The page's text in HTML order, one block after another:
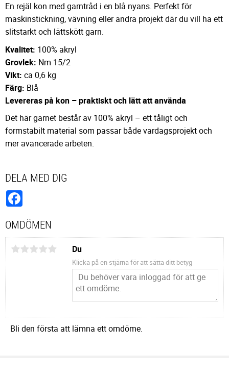
En rejäl kon med garntråd i en blå nyans. Perfekt för
maskinstickning, vävning eller andra projekt där du vill ha ett
slitstarkt och lättskött garn.
Kvalitet: 100% akryl
Grovlek: Nm 15/2
Vikt: ca 0,6 kg
Färg: Blå
Levereras på kon – praktiskt och lätt att använda
Det här garnet består av 100% akryl – ett tåligt och
formstabilt material som passar både vardagsprojekt och
mer avancerade arbeten.
DELA MED DIG
OMDÖMEN
Du
Klicka på en stjärna för att sätta ditt betyg
Bli den första att lämna ett omdöme.